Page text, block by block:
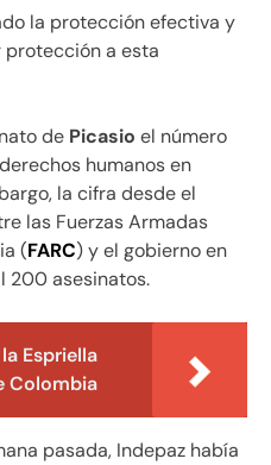
la protección efectiva y
a esta
de Picasio el número
humanos en
la cifra desde el
las Fuerzas Armadas
(FARC) y el gobierno en
200 asesinatos.
Espriella
Colombia
pasada, Indepaz había